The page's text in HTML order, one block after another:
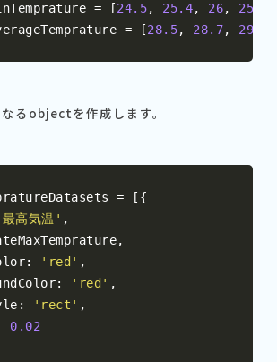
= [24.5, 25.4, 26, 25.4
= [28.5, 28.7, 29.4
るobjectを作成します。
=
[{
高気温' ,
,
: 'red' ,
: 'red' ,
: 'rect' ,
0.02